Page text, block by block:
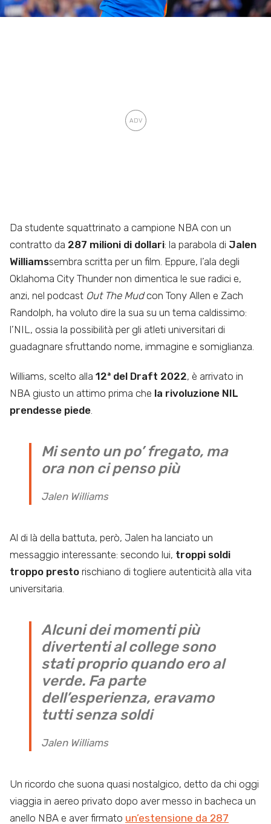
Da studente squattrinato a campione NBA con un
contratto da 287 milioni di dollari: la parabola di Jalen
Williamssembra scritta per un film. Eppure, l’ala degli
Oklahoma City Thunder non dimentica le sue radici e,
anzi, nel podcast Out The Mudcon Tony Allen e Zach
Randolph, ha voluto dire la sua su un tema caldissimo:
l’NIL, ossia la possibilità per gli atleti universitari di
guadagnare sfruttando nome, immagine e somiglianza.
Williams, scelto alla 12ª del Draft 2022, è arrivato in
NBA giusto un attimo prima che la rivoluzione NIL
prendesse piede.
Mi sento un po’ fregato, ma
ora non ci penso più
Jalen Williams
Al di là della battuta, però, Jalen ha lanciato un
messaggio interessante: secondo lui, troppi soldi
troppo presto rischiano di togliere autenticità alla vita
universitaria.
Alcuni dei momenti più
divertenti al college sono
stati proprio quando ero al
verde. Fa parte
dell’esperienza, eravamo
tutti senza soldi
Jalen Williams
Un ricordo che suona quasi nostalgico, detto da chi oggi
viaggia in aereo privato dopo aver messo in bacheca un
anello NBA e aver firmato un’estensione da 287